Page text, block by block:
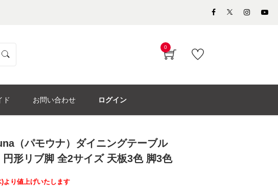
0
ド お問い合わせ ログイン
（パモウナ）ダイニングテーブル
円形リブ脚 全2サイズ 天板3色 脚3色
)より値上げいたします